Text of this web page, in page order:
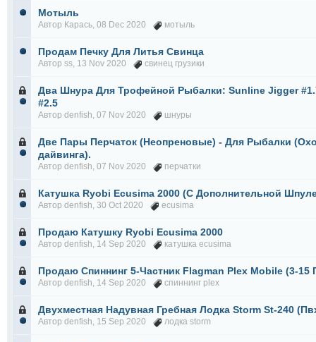
Мотыль
Автор Карась, 08 Dec 2020 мотыль
Продам Печку Для Литья Свинца
Автор ss, 13 Nov 2020 свинец грузики
Два Шнура Для Трофейной Рыбалки: Sunline Jigger
#2.5
Автор denfish, 07 Nov 2020 шнуры
Две Пары Перчаток (Неопреновые) - Для Рыбалки
дайвинга).
Автор denfish, 07 Nov 2020 перчатки
Катушка Ryobi Ecusima 2000 (С Дополнительной
Автор denfish, 30 Oct 2020 ecusima
Продаю Катушку Ryobi Ecusima 2000
Автор denfish, 14 Sep 2020 катушка ecusima
Продаю Спиннинг 5-Частник Flagman Plex Mobile (3-15
Автор denfish, 14 Sep 2020 спиннинг plex
Двухместная Надувная Гребная Лодка Storm St-240
Автор denfish, 15 Sep 2020 лодка storm